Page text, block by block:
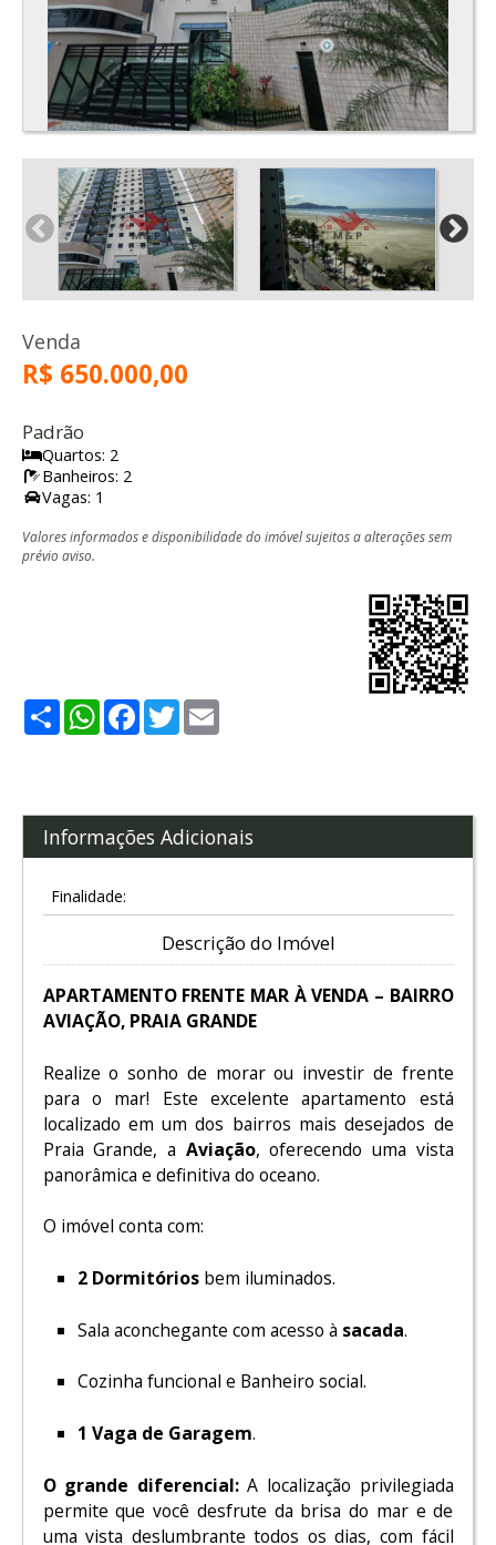
Venda
R$ 650.000,00
Padrão
Quartos: 2
Banheiros: 2
Vagas: 1
Valores informados e disponibilidade do imóvel sujeitos a alterações sem
prévio aviso.
ShareWhatsApp
Facebook
Twitter
Informações Adicionais
Finalidade:
Descrição do Imóvel
APARTAMENTO FRENTE MAR À VENDA – BAIRRO
AVIAÇÃO, PRAIA GRANDE
Realize o sonho de morar ou investir de frente
para o mar! Este excelente apartamento está
localizado em um dos bairros mais desejados de
Praia Grande, a Aviação, oferecendo uma vista
panorâmica e definitiva do oceano.
O imóvel conta com:
2 Dormitórios bem iluminados.
Sala aconchegante com acesso à sacada.
Cozinha funcional e Banheiro social.
1 Vaga de Garagem.
O grande diferencial:A localização privilegiada
permite que você desfrute da brisa do mar e de
uma vista deslumbrante todos os dias, com fácil